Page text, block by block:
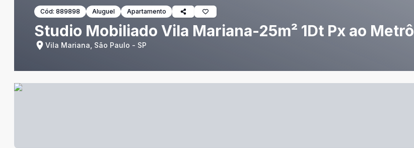
Cód: 889898 Aluguel Apartamento
Studio Mobiliado Vila Mariana-25m² 1Dt Px ao Metrô
Vila Mariana, São Paulo - SP